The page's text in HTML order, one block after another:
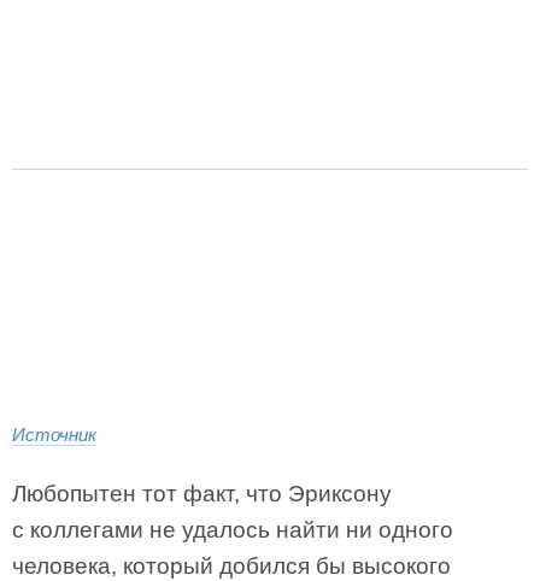
Источник
Любопытен тот факт, что Эриксону
с коллегами не удалось найти ни одного
человека, который добился бы высокого